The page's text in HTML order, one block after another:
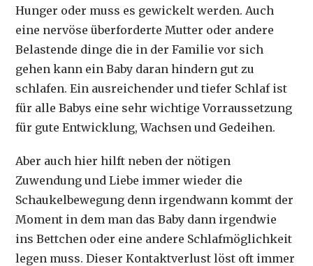
Hunger oder muss es gewickelt werden. Auch
eine nervöse überforderte Mutter oder andere
Belastende dinge die in der Familie vor sich
gehen kann ein Baby daran hindern gut zu
schlafen. Ein ausreichender und tiefer Schlaf ist
für alle Babys eine sehr wichtige Vorraussetzung
für gute Entwicklung, Wachsen und Gedeihen.
Aber auch hier hilft neben der nötigen
Zuwendung und Liebe immer wieder die
Schaukelbewegung denn irgendwann kommt der
Moment in dem man das Baby dann irgendwie
ins Bettchen oder eine andere Schlafmöglichkeit
legen muss. Dieser Kontaktverlust löst oft immer